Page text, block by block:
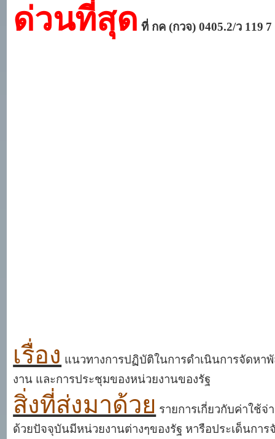
ด่วนที่สุด ที่ กค(กวจ) 0405.2/ว 119
เรื่อง แนวทางการปฏิบัติในการดำเนินการจัดหา
งาน และการประชุมของหน่วยงานของรัฐ
สิ่งที่ส่งมาด้วย รายการเกี่ยวกับค่าใช้
ด้วยปัจจุบันมีหน่วยงานต่างๆของรัฐ หารือประเด็นกา